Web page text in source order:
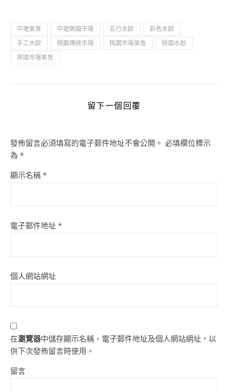
中壢美食 中壢興國市場 五行水餃
彩色水餃
手工水餃
桃園傳統市場 桃園市場美食
桃園水餃
興國市場美食
留下一個回覆
發佈留言必須填寫的電子郵件地址不會公開。 必填欄位標示
為 *
顯示名稱 *
電子郵件地址 *
個人網站網址
在瀏覽器中儲存顯示名稱、電子郵件地址及個人網站網址，以
供下次發佈留言時使用。
留言